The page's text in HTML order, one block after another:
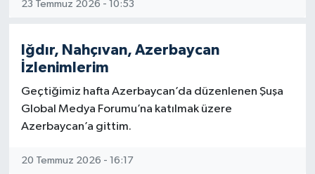
İzzetli duruşu olmayanlar, tarihin çukurunda
Hz. Hüseyin 1400 yıldır ilk günkü acıyla yad
ediliyor.
23 Temmuz 2026 - 10:53
Iğdır, Nahçıvan, Azerbaycan
İzlenimlerim
Geçtiğimiz hafta Azerbaycan’da düzenlenen Şuşa
Global Medya Forumu’na katılmak üzere
Azerbaycan’a gittim.
20 Temmuz 2026 - 16:17